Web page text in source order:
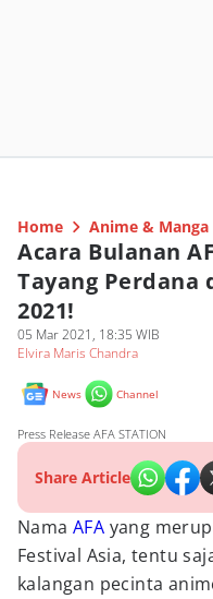
Home Anime & Manga
Acara Bulanan
Tayang Perdana
2021!
05 Mar 2021, 18:35 WIB
Elvira Maris Chandra
News Channel
Press Release AFA STATION
Share Article
Nama AFA yang
Festival Asia, tentu
kalangan pecinta